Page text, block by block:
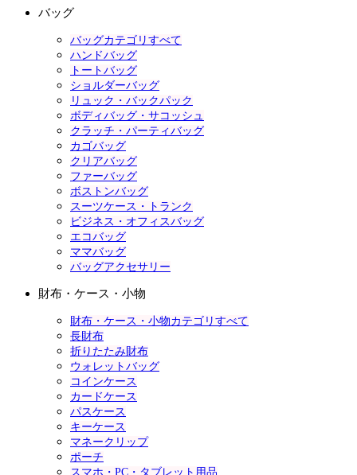
バッグ
バッグカテゴリすべて
ハンドバッグ
トートバッグ
ショルダーバッグ
リュック・バックパック
ボディバッグ・サコッシュ
クラッチ・パーティバッグ
カゴバッグ
クリアバッグ
ファーバッグ
ボストンバッグ
スーツケース・トランク
ビジネス・オフィスバッグ
エコバッグ
ママバッグ
バッグアクセサリー
財布・ケース・小物
財布・ケース・小物カテゴリすべて
長財布
折りたたみ財布
ウォレットバッグ
コインケース
カードケース
パスケース
キーケース
マネークリップ
ポーチ
スマホ・PC・タブレット用品